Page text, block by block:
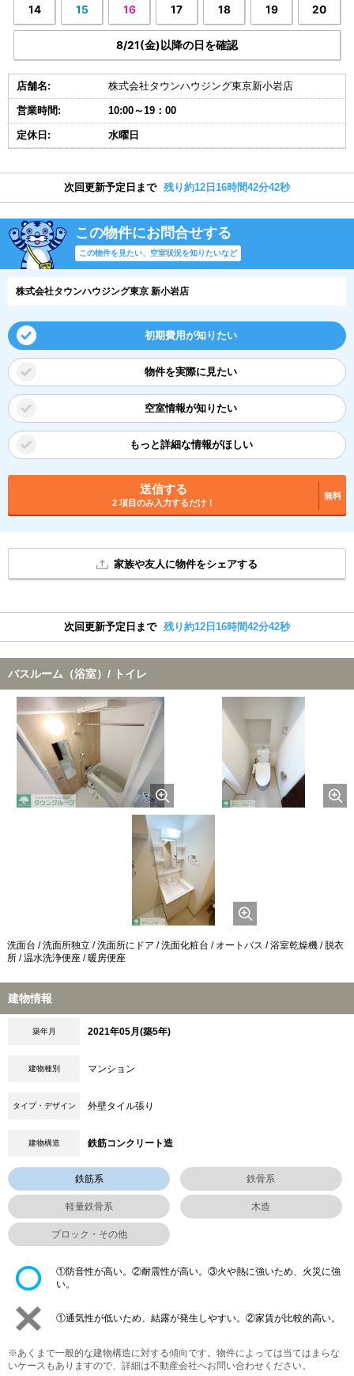
14 15 16 17 18 19 20
8/21(金)以降の日を確認
店舗名: 株式会社タウンハウジング東京新小岩店
営業時間: 10:00～19：00
定休日: 水曜日
次回更新予定日まで 残り約12日16時間42分42秒
この物件にお問合せする
この物件を見たい、空室状況を知りたいなど
株式会社タウンハウジング東京 新小岩店
初期費用が知りたい
物件を実際に見たい
空室情報が知りたい
もっと詳細な情報がほしい
送信する
2 項目のみ入力するだけ！
無料
家族や友人に物件をシェアする
次回更新予定日まで 残り約12日16時間42分42秒
バスルーム（浴室）/ トイレ
洗面台 / 洗面所独立 / 洗面所にドア / 洗面化粧台 / オートバス / 浴室乾燥機 / 脱衣
所 / 温水洗浄便座 / 暖房便座
建物情報
築年月 2021年05月(築5年)
建物種別 マンション
タイプ・デザイン 外壁タイル張り
建物構造 鉄筋コンクリート造
鉄筋系 鉄骨系
軽量鉄骨系 木造
ブロック・その他
①防音性が高い。②耐震性が高い。③火や熱に強いため、火災に強
い。
①通気性が低いため、結露が発生しやすい。②家賃が比較的高い。
※あくまで一般的な建物構造に対する傾向です。物件によっては当てはまらな
いケースもありますので、詳細は不動産会社へお問い合わせください。